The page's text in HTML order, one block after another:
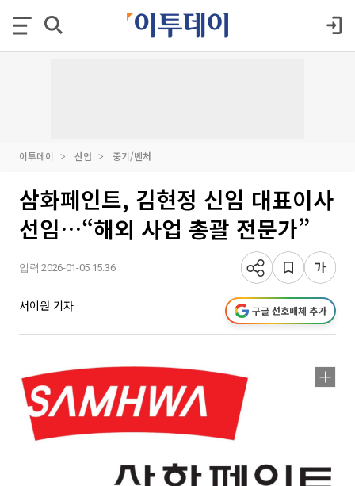
이투데이 산업 중기/벤처
삼화페인트, 김현정 신임 대표이사
선임…“해외 사업 총괄 전문가”
입력 2026-01-05 15:36
서이원 기자 구글 선호매체 추가